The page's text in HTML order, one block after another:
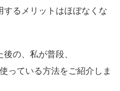
するメリットはほぼなくな
の、私が普段、
っている方法をご紹介しま